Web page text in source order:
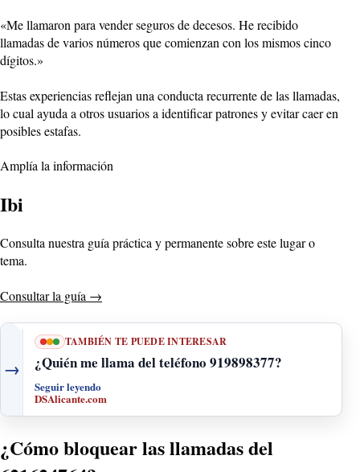
«Me llamaron para vender seguros de decesos. He recibido
llamadas de varios números que comienzan con los mismos cinco
dígitos.»
Estas experiencias reflejan una conducta recurrente de las llamadas,
lo cual ayuda a otros usuarios a identificar patrones y evitar caer en
posibles estafas.
Amplía la información
Ibi
Consulta nuestra guía práctica y permanente sobre este lugar o
tema.
Consultar la guía →
→
TAMBIÉN TE PUEDE INTERESAR
¿Quién me llama del teléfono 919898377?
Seguir leyendo
DSAlicante.com
¿Cómo bloquear las llamadas del